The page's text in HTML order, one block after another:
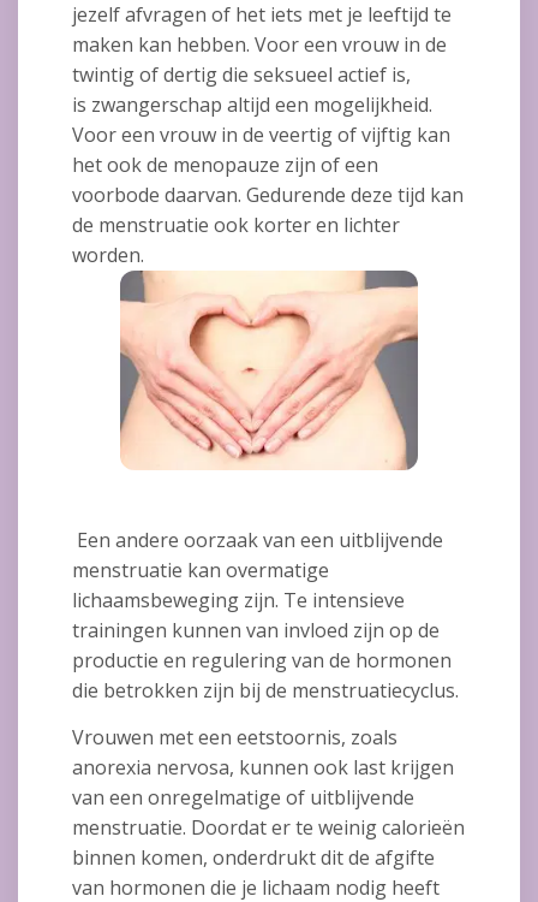
jezelf afvragen of het iets met je leeftijd te
maken kan hebben. Voor een vrouw in de
twintig of dertig die seksueel actief is,
is zwangerschap altijd een mogelijkheid.
Voor een vrouw in de veertig of vijftig kan
het ook de menopauze zijn of een
voorbode daarvan. Gedurende deze tijd kan
de menstruatie ook korter en lichter
worden.
Een andere oorzaak van een uitblijvende
menstruatie kan overmatige
lichaamsbeweging zijn. Te intensieve
trainingen kunnen van invloed zijn op de
productie en regulering van de hormonen
die betrokken zijn bij de menstruatiecyclus.
Vrouwen met een eetstoornis, zoals
anorexia nervosa, kunnen ook last krijgen
van een onregelmatige of uitblijvende
menstruatie. Doordat er te weinig calorieën
binnen komen, onderdrukt dit de afgifte
van hormonen die je lichaam nodig heeft